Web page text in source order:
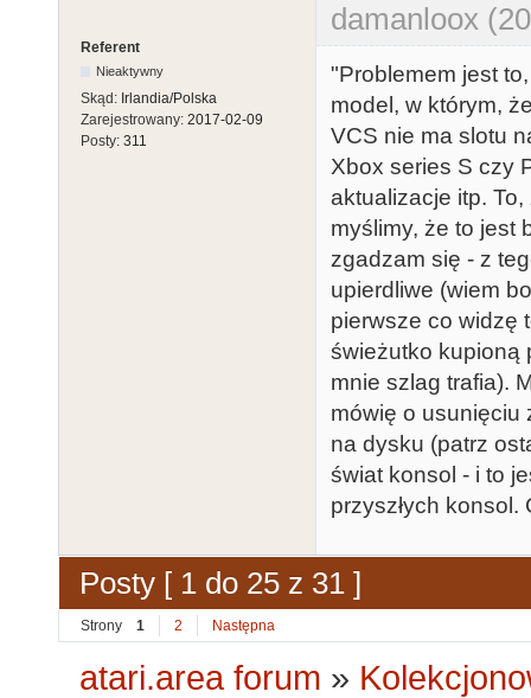
damanloox
Referent
Nieaktywny
Skąd: Irlandia/Polska
Zarejestrowany: 2017-02-09
Posty: 311
"Problemem jest
model, w którym,
VCS nie ma slotu
Xbox series S czy
aktualizacje itp.
myślimy, że to jest
zgadzam się - z
upierdliwe (wiem
pierwsze co widzę
świeżutko kupioną
mnie szlag trafia).
mówię o usunięciu
na dysku (patrz
świat konsol - i to
przyszłych
Posty [ 1 do 25 z 31 ]
Strony 1 2 Następna
atari.area forum »